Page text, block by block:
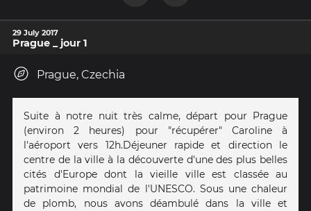
29 July 2017
Prague _ jour 1
Prague, Czechia
Suite à notre nuit très calme, départ pour Prague
(environ 2 heures) pour "récupérer" Caroline à
l'aéroport vers 12h.Déjeuner rapide et direction le
centre de la ville à la découverte d'une des plus belles
cités d'Europe dont la vieille ville est classée au
patrimoine mondial de l'UNESCO. Sous une chaleur
de plomb, nous avons déambulé dans la ville et